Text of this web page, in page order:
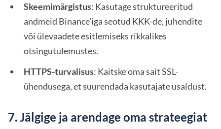
Skeemimärgistus: Kasutage struktureeritud
andmeid Binance'iga seotud KKK-de, juhendite
või ülevaadete esitlemiseks rikkalikes
otsingutulemustes.
HTTPS-turvalisus: Kaitske oma sait SSL-
ühendusega, et suurendada kasutajate usaldust.
7. Jälgige ja arendage oma strateegiat